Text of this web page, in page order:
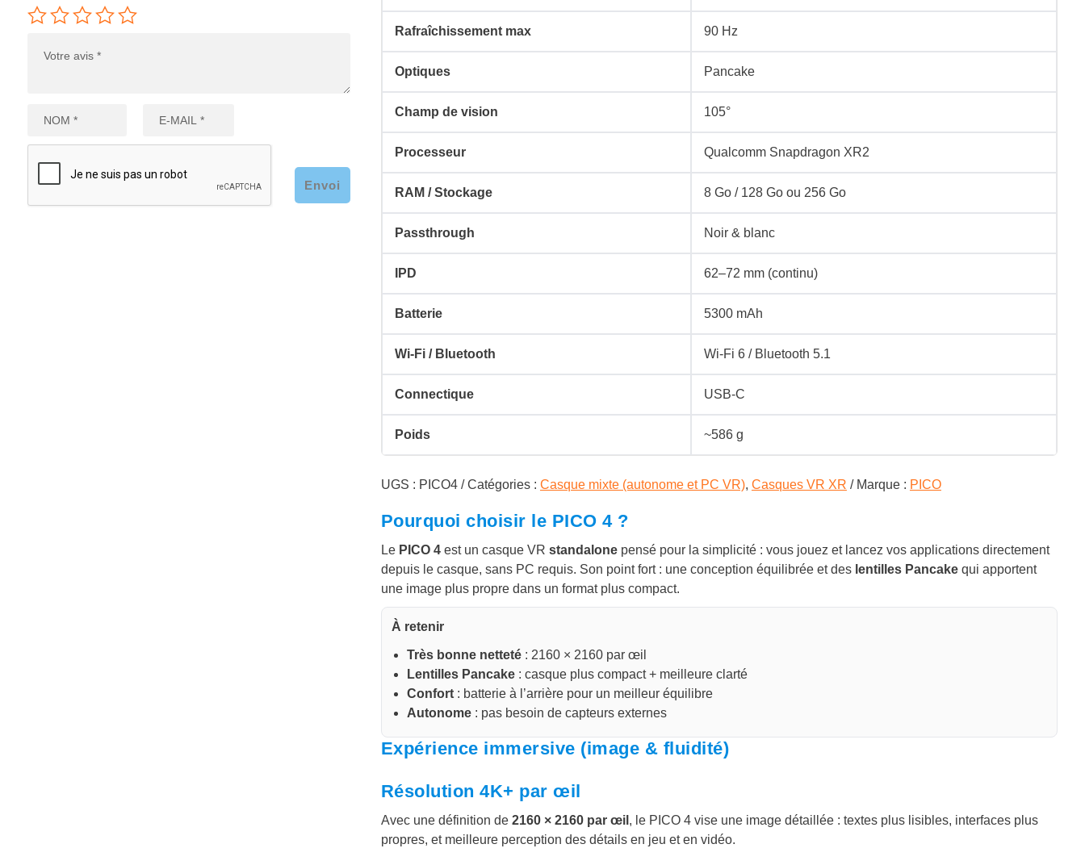
Envoi
l
t
a
i
t
:
9
,
9
t
9
9
€
Rafraîchissement max 90 Hz
Optiques Pancake
Champ de vision 105°
Processeur Qualcomm Snapdragon XR2
RAM / Stockage 8 Go / 128 Go ou 256 Go
Passthrough Noir & blanc
IPD 62–72 mm (continu)
Batterie 5300 mAh
Wi‑Fi / Bluetooth Wi‑Fi 6 / Bluetooth 5.1
Connectique USB‑C
Poids ~586 g
UGS : PICO4 Catégories : Casque mixte (autonome et PC VR), Casques VR XR Marque : PICO
Pourquoi choisir le PICO 4 ?
Le PICO 4est un casque VR standalonepensé pour la simplicité : vous jouez et lancez vos applications directement
depuis le casque, sans PC requis. Son point fort : une conception équilibrée et des lentilles Pancakequi apportent
une image plus propre dans un format plus compact.
À retenir
Très bonne netteté : 2160 × 2160 par œil
Lentilles Pancake : casque plus compact + meilleure clarté
Confort : batterie à l’arrière pour un meilleur équilibre
Autonome : pas besoin de capteurs externes
Expérience immersive (image & fluidité)
Résolution 4K+ par œil
Avec une définition de 2160 × 2160 par œil , le PICO 4 vise une image détaillée : textes plus lisibles, interfaces plus
propres, et meilleure perception des détails en jeu et en vidéo.